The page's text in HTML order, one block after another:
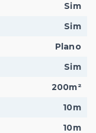
Sim
Sim
Plano
Sim
200m²
10m
10m